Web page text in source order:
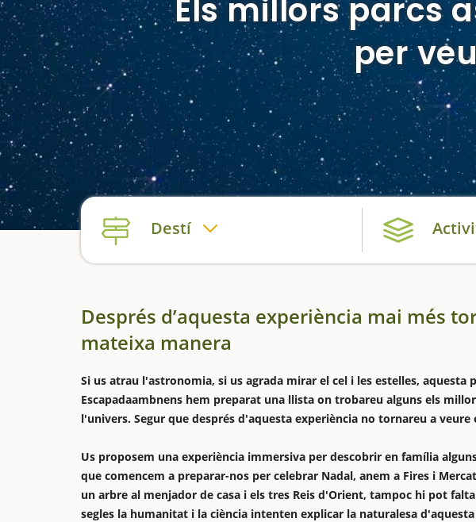
Els millors parcs
per
Destí
Després d’aquesta experiència mai més
mateixa manera
Si us atrau l'astronomia, si us agrada mirar el cel i les estelles, aquesta
Escapadaambnens hem preparat una llista on trobareu alguns els
l'univers. Segur que després d'aquesta experiència no tornareu a veure
Us proposem una experiència immersiva per descobrir en família
que comencem a preparar-nos per celebrar Nadal, anem a Fires i
un arbre al menjador de casa i els tres Reis d'Orient, tampoc hi pot
segles la humanitat i la ciència intenten explicar la naturalesa